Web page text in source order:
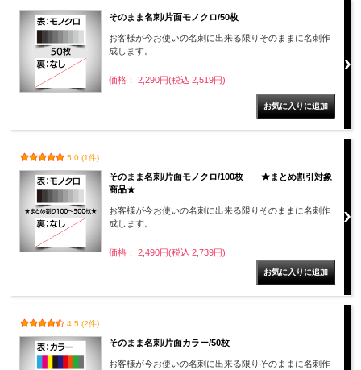
そのまま名刺/片面モノクロ/50枚
お客様が今お使いの名刺に出来る限りそのままに名刺作
成します。
価格： 2,290円(税込 2,519円)
5.0 (1件)
そのまま名刺/片面モノクロ/100枚 ★まとめ割引対象
商品★
お客様が今お使いの名刺に出来る限りそのままに名刺作
成します。
価格： 2,490円(税込 2,739円)
4.5 (2件)
そのまま名刺/片面カラー/50枚
お客様が今お使いの名刺に出来る限りそのままに名刺作